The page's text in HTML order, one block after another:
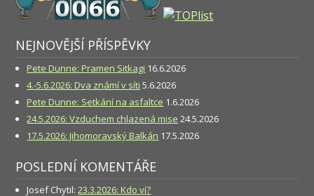
NEJNOVĚJŠÍ PŘÍSPĚVKY
Pete Dunne: Pramen Sitkagi 16.6.2026
4.-5.6.2026: Dva známí v síti 5.6.2026
Pete Dunne: Setkání na asfaltce 1.6.2026
24.5.2026: Vzduchem chlazená mise 24.5.2026
17.5.2026: Jihomoravský Balkán 17.5.2026
POSLEDNÍ KOMENTÁŘE
Josef Chytil:23.3.2026: Kdo ví?